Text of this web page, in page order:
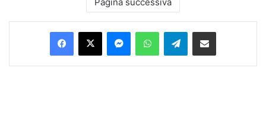
Facebook
X MessengerWhatsAppTelegramCondividi via Email